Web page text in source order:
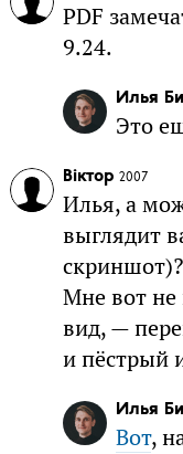
PDF
9.24.
Илья
Это
Віктор 2007
Илья, а
выглядит
скриншот)?
Мне вот не
вид, —
и пёстрый
Илья
Вот,